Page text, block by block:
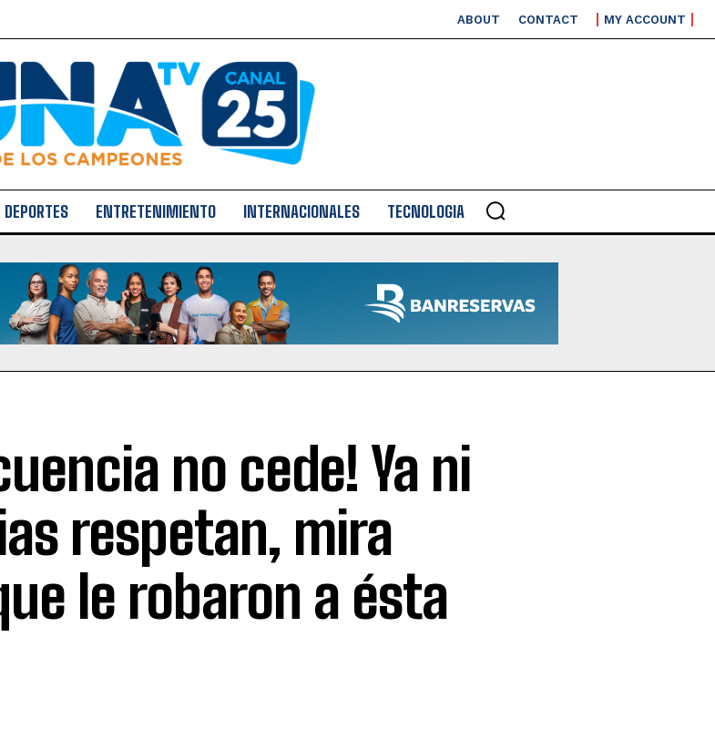
ABOUT CONTACT MY ACCOUNT
DEPORTES ENTRETENIMIENTO INTERNACIONALES TECNOLOGIA
no cede! Ya ni
respetan, mira
le robaron a ésta